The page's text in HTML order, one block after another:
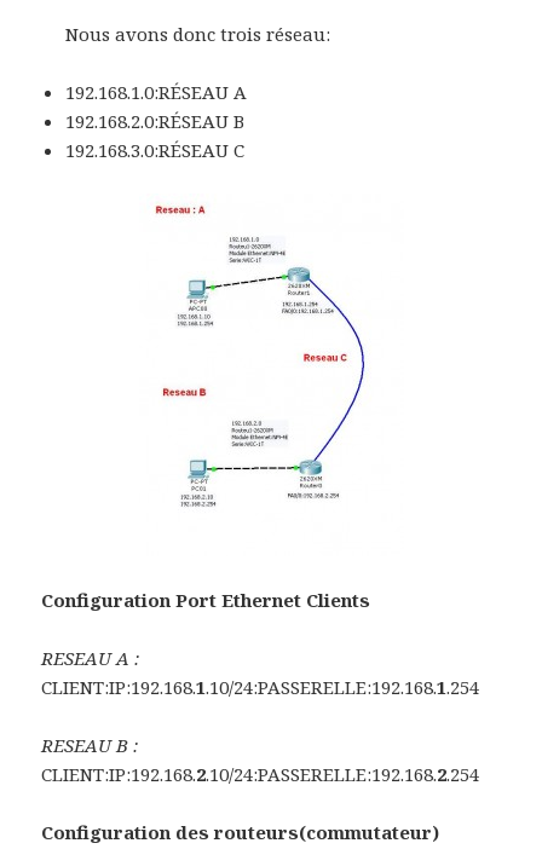
Nous avons donc trois réseau:
192.168.1.0:RÉSEAU A
192.168.2.0:RÉSEAU B
192.168.3.0:RÉSEAU C
Configuration Port Ethernet Clients
RESEAU A :
CLIENT:IP:192.168.1.10/24:PASSERELLE:192.168.1.254
RESEAU B :
CLIENT:IP:192.168.2.10/24:PASSERELLE:192.168.2.254
Configuration des routeurs(commutateur)